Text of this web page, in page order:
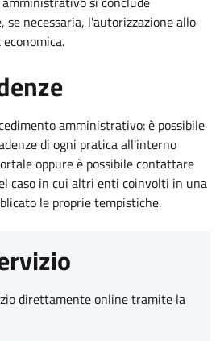
necessaria, l'autorizzazione allo
amministrativo: è possibile
di ogni pratica all'interno
oppure è possibile contattare
caso in cui altri enti coinvolti in una
le proprie tempistiche.
direttamente online tramite la